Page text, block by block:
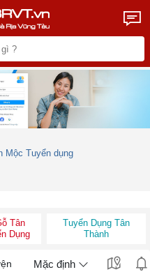
Mộc Tuyển dụng
Tân
Dụng
Tuyển Dụng Tân
Thành
Mặc định